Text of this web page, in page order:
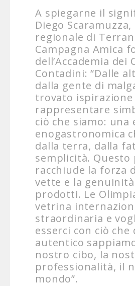
A spiegarne il
Diego
regionale di
Campagna Amica
dell’Accademia dei
Contadini: “Dalle
dalla gente di
trovato ispirazione
rappresentare
ciò che siamo: una
enogastronomica
dalla terra, dalla
semplicità. Questo
racchiude la forza
vette e la
prodotti. Le
vetrina
straordinaria e
esserci con ciò che
autentico
nostro cibo, la
professionalità, il
mondo”.